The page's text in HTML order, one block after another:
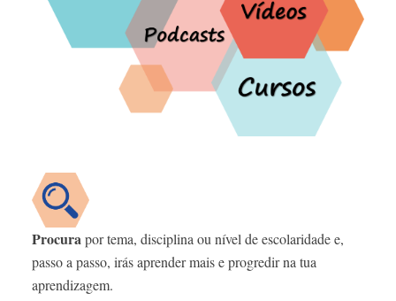
Procurapor tema, disciplina ou nível de escolaridade e,
passo a passo, irás aprender mais e progredir na tua
aprendizagem.